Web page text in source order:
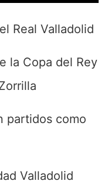
Real Valladolid
la Copa del Rey
partidos como
Valladolid